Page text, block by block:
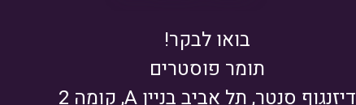
בואו לבקר!
תומר פוסטרים
דיזנגוף סנטר, תל אביב בניין A, קומה 2